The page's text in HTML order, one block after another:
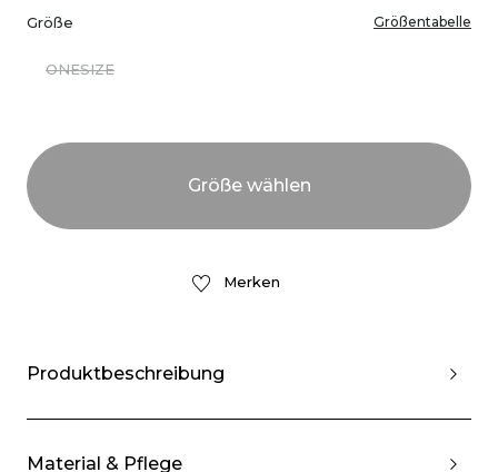
Größe Größentabelle
ONESIZE
Merken
Produktbeschreibung
Material & Pflege